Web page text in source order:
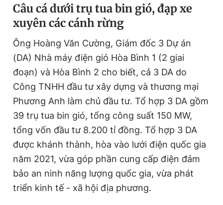
Theo dõi báo trên
Hotline
0906 645 777
Liên hệ quảng cáo
0908 780 404
Đặt báo Quảng cáo RSS Tòa soạn Chính sách bảo
Tổng biên tập: Nguyễn Ngọc Toàn
Phó tổng biên tập thường trực: Hải Thành
Phó tổng biên tập: Lâm Hiếu Dũng
Phó tổng biên tập: Trần Việt Hưng
Tổng thư ký tòa soạn: Đức Trung
Giấy phép xuất bản số 110/GP - BTTTT cấp ngày 24.3.2020
© 2003-2026 Bản quyền thuộc về Báo Thanh Niên. Cấm sao
chép dưới mọi hình thức nếu không có sự chấp thuận bằng văn
Câu cá dưới trụ tua bin gió, đạp xe
xuyên các cánh rừng
Ông Hoàng Văn Cường, Giám đốc 3 Dự án
(DA) Nhà máy điện gió Hòa Bình 1 (2 giai
đoạn) và Hòa Bình 2 cho biết, cả 3 DA do
Công TNHH đầu tư xây dựng và thương mại
Phương Anh làm chủ đầu tư. Tổ hợp 3 DA gồm
39 trụ tua bin gió, tổng công suất 150 MW,
tổng vốn đầu tư 8.200 tỉ đồng. Tổ hợp 3 DA
được khánh thành, hòa vào lưới điện quốc gia
năm 2021, vừa góp phần cung cấp điện đảm
bảo an ninh năng lượng quốc gia, vừa phát
triển kinh tế - xã hội địa phương.